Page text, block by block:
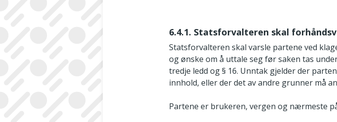
6.4.1. Statsforvalteren skal
Statsforvalteren skal varsle partene ved
og ønske om å uttale seg før saken tas
tredje ledd og § 16. Unntak gjelder der
innhold, eller der det av andre grunner må
Partene er brukeren, vergen og nærmeste